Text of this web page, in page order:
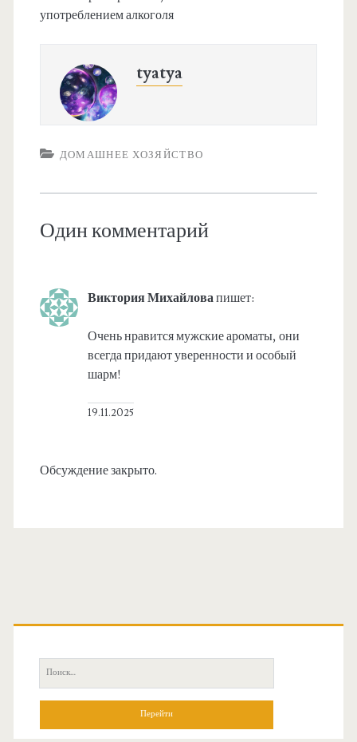
употреблением алкоголя
tyatya
ДОМАШНЕЕ ХОЗЯЙСТВО
Один комментарий
Виктория Михайловапишет:
Очень нравится мужские ароматы, они
всегда придают уверенности и особый
шарм!
19.11.2025
Обсуждение закрыто.
О
П
о